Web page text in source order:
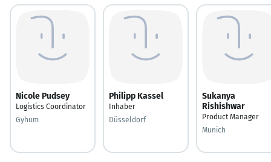
Nicole Pudsey
Logistics Coordinator
Gyhum
Philipp Kassel
Inhaber
Düsseldorf
Sukanya
Rishishwar
Product Manager
Munich